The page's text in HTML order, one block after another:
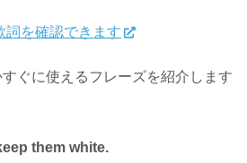
を確認できます
ぐに使えるフレーズを紹介します
them white.